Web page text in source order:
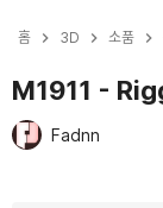
홈 3D 소품
M1911 -
Fadnn